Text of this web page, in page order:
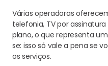
Váriasoperadoras
telefonia, TVpor
plano, o que representa
se: isso só vale a pena se
os serviços.